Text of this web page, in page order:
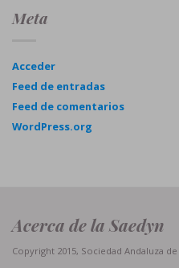
Meta
Acceder
Feed de entradas
Feed de comentarios
WordPress.org
Acerca de la Saedyn
Copyright 2015, Sociedad Andaluza